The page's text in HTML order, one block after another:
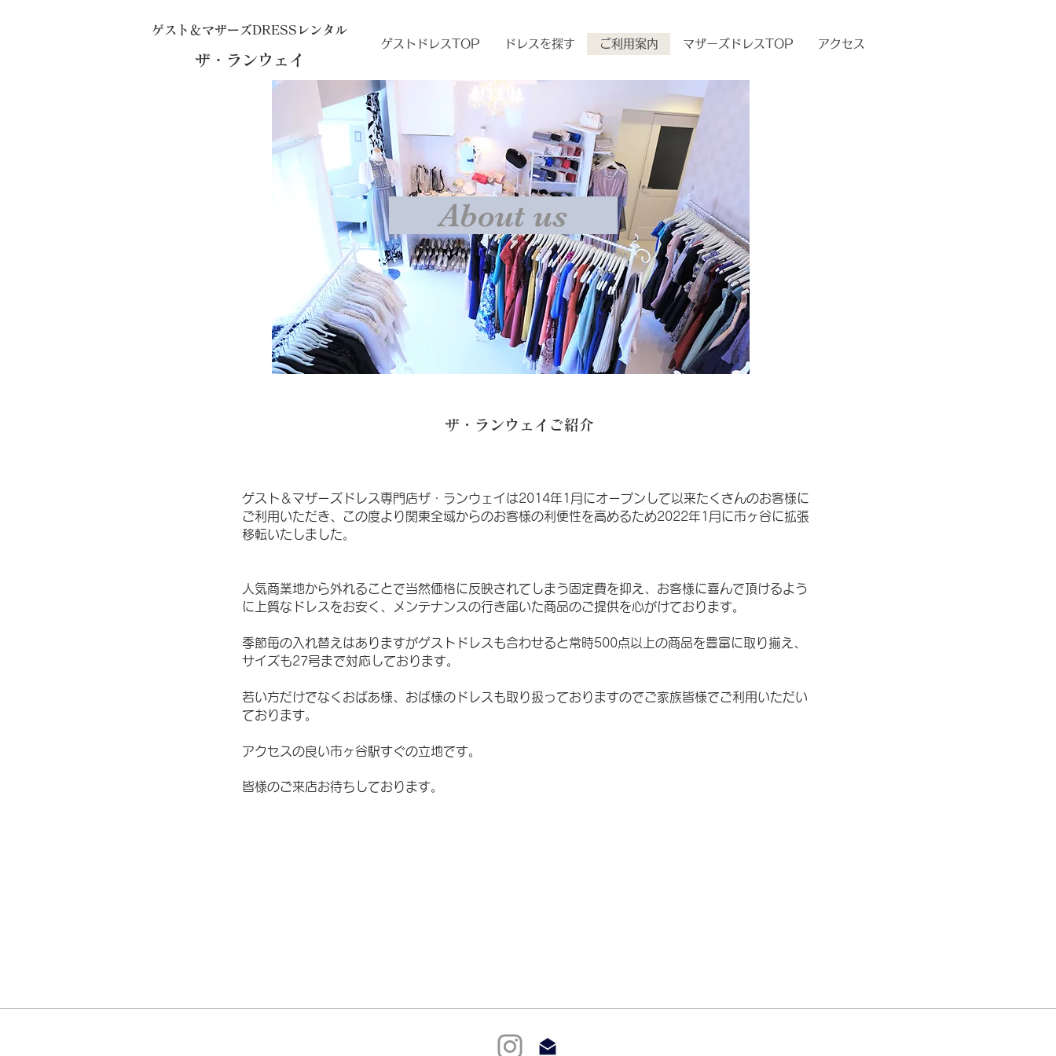
​ゲスト＆マザーズDRESSレンタル
ザ・ランウェイ
ゲストドレスTOP ドレスを探す ご利用案内 マザーズドレスTOP アクセス
​ About us
​ザ・ランウェイご紹介
ゲスト＆マザーズドレス専門店ザ・ランウェイは2014年1月にオープンして以来たくさんのお客様に
ご利用いただき、この度より関東全域からのお客様の利便性を高めるため2022年1月に市ヶ谷に拡張
移転いたしました。
人気商業地から外れることで当然価格に反映されてしまう固定費を抑え、お客様に喜んで頂けるよう
に上質なドレスをお安く、メンテナンスの行き届いた商品のご提供を心がけております。
季節毎の入れ替えはありますがゲストドレスも合わせると常時500点以上の商品を豊富に取り揃え、
サイズも27号まで対応しております。
若い方だけでなくおばあ様、おば様のドレスも取り扱っておりますのでご家族皆様でご利用いただい
ております。
アクセスの良い市ヶ谷駅すぐの立地です。
皆様のご来店お待ちしております。